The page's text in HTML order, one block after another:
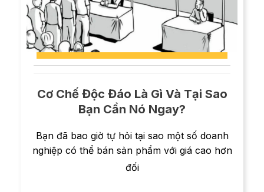
Cơ Chế Độc Đáo Là Gì Và Tại Sao
Bạn Cần Nó Ngay?
Bạn đã bao giờ tự hỏi tại sao một số doanh
nghiệp có thể bán sản phẩm với giá cao hơn
đối